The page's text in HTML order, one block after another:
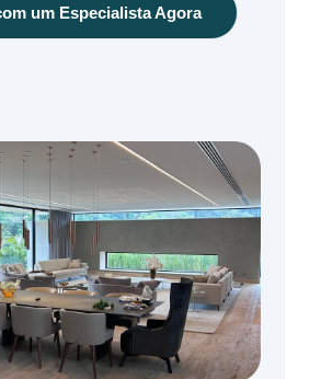
um Especialista Agora